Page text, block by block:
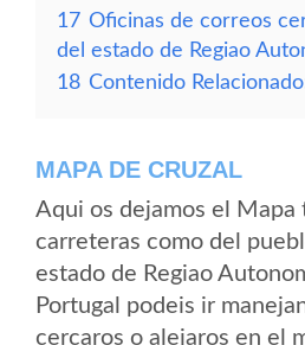
17 Oficinas de correos
del estado de Regiao
18 Contenido
MAPA DE CRUZAL
Aqui os dejamos el Mapa
carreteras como del
estado de Regiao
Portugal podeis ir
cercaros o alejaros en el